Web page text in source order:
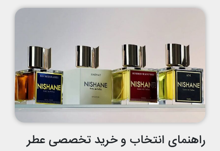
راهنمای انتخاب و خرید تخصصی عطر